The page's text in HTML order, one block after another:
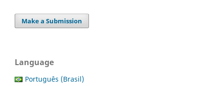
Make a Submission
Language
Português (Brasil)